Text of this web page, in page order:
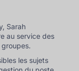
Sarah
au service des
les sujets